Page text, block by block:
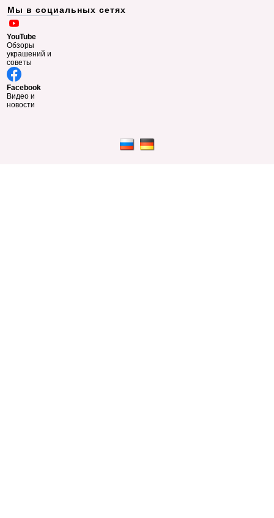
Мы в социальных сетях
YouTube
Обзоры
украшений и
советы
Facebook
Видео и
новости